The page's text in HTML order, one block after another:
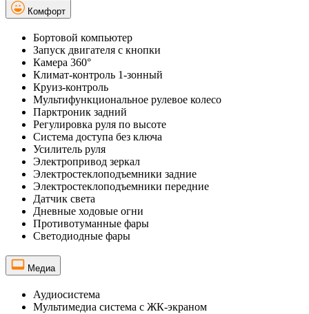
Комфорт
Бортовой компьютер
Запуск двигателя с кнопки
Камера 360°
Климат-контроль 1-зонный
Круиз-контроль
Мультифункциональное рулевое колесо
Парктроник задний
Регулировка руля по высоте
Система доступа без ключа
Усилитель руля
Электропривод зеркал
Электростеклоподъемники задние
Электростеклоподъемники передние
Датчик света
Дневные ходовые огни
Противотуманные фары
Светодиодные фары
Медиа
Аудиосистема
Мультимедиа система с ЖК-экраном